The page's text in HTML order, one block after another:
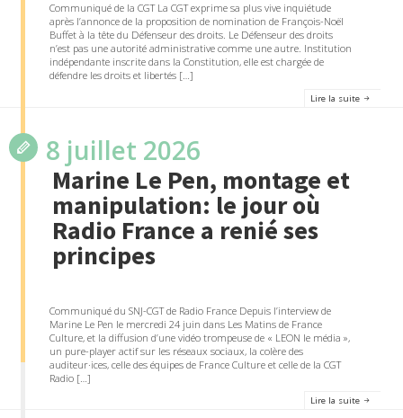
Communiqué de la CGT La CGT exprime sa plus vive inquiétude
après l’annonce de la proposition de nomination de François-Noël
Buffet à la tête du Défenseur des droits. Le Défenseur des droits
n’est pas une autorité administrative comme une autre. Institution
indépendante inscrite dans la Constitution, elle est chargée de
défendre les droits et libertés […]
Lire la suite
8 juillet 2026
Marine Le Pen, montage et
manipulation: le jour où
Radio France a renié ses
principes
Communiqué du SNJ-CGT de Radio France Depuis l’interview de
Marine Le Pen le mercredi 24 juin dans Les Matins de France
Culture, et la diffusion d’une vidéo trompeuse de « LEON le média »,
un pure-player actif sur les réseaux sociaux, la colère des
auditeur·ices, celle des équipes de France Culture et celle de la CGT
Radio […]
Lire la suite